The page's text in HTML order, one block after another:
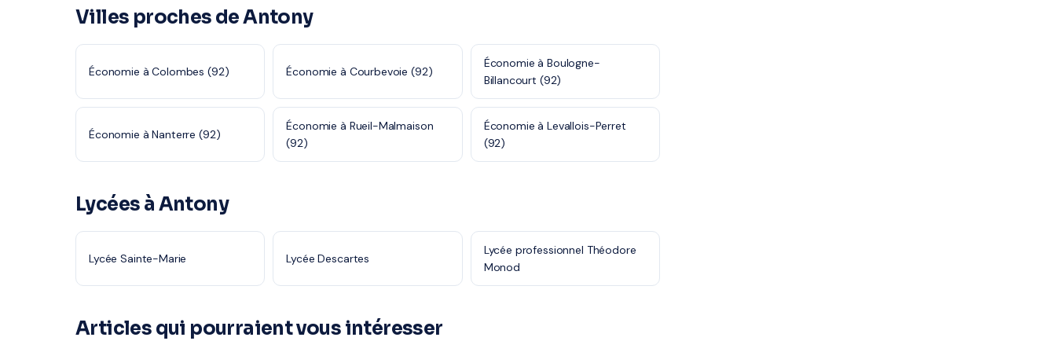
Villes proches de Antony
Économie à Colombes (92) Économie à Courbevoie (92)
Économie à Boulogne-
Billancourt (92)
Économie à Nanterre (92)
Économie à Rueil-Malmaison
(92)
Économie à Levallois-Perret
(92)
Lycées à Antony
Lycée Sainte-Marie Lycée Descartes
Lycée professionnel Théodore
Monod
Articles qui pourraient vous intéresser